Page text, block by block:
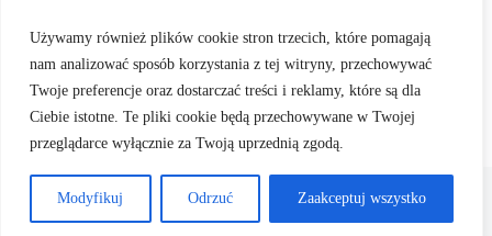
Używamy również plików cookie stron trzecich, które pomagają
nam analizować sposób korzystania z tej witryny, przechowywać
Twoje preferencje oraz dostarczać treści i reklamy, które są dla
Ciebie istotne. Te pliki cookie będą przechowywane w Twojej
przeglądarce wyłącznie za Twoją uprzednią zgodą.
Modyfikuj Odrzuć Zaakceptuj wszystko
POPRZEDNIE NASTĘPNY
Polityka prywatności
Regulamin